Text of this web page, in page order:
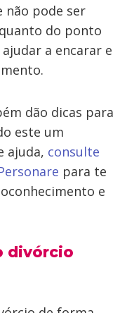
não pode ser
do ponto
a encarar e
dão dicas para
este um
ajuda, consulte
para te
e
divórcio